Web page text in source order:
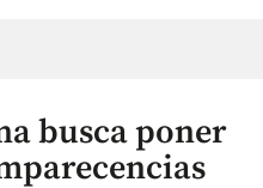
busca poner